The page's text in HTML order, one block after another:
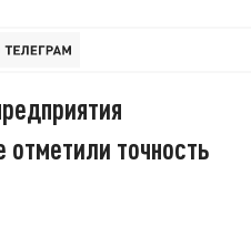
точность